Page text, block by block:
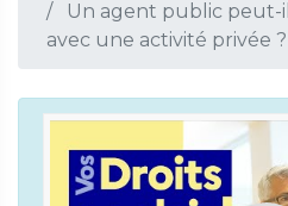
Un agent public
avec une activité privée ?